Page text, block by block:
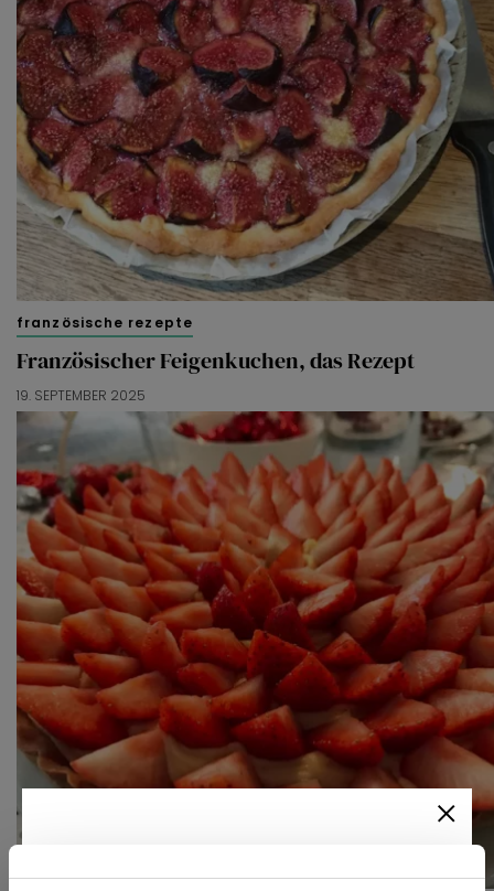
französische rezepte
Französischer Feigenkuchen, das Rezept
19. SEPTEMBER 2025
Newsletter